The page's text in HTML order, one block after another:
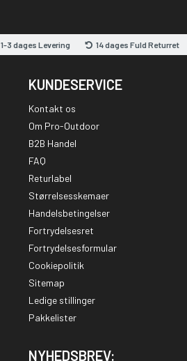
1-3 dages Levering 14 dages Fuld Returret
KUNDESERVICE
Kontakt os
Om Pro-Outdoor
B2B Handel
FAQ
Returlabel
Størrelsesskemaer
Handelsbetingelser
Fortrydelsesret
Fortrydelsesformular
Cookiepolitik
Sitemap
Ledige stillinger
Pakkelister
NYHEDSBREV: